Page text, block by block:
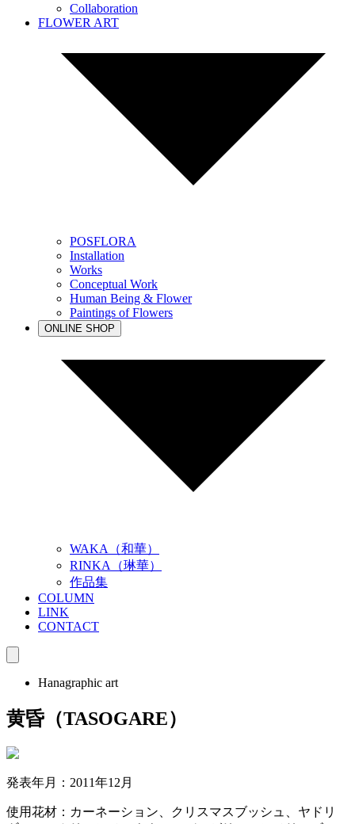
Collaboration
FLOWER ART
POSFLORA
Installation
Works
Conceptual Work
Human Being & Flower
Paintings of Flowers
ONLINE SHOP
WAKA（和華）
RINKA（琳華）
作品集
COLUMN
LINK
CONTACT
Hanagraphic art
黄昏（TASOGARE）
発表年月：2011年12月
使用花材：カーネーション、クリスマスブッシュ、ヤドリ